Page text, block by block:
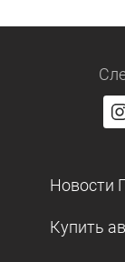
Новости
Купить